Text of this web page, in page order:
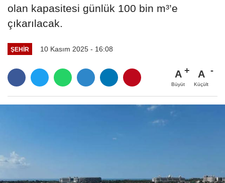
olan kapasitesi günlük 100 bin m³’e
çıkarılacak.
ŞEHIR 10 Kasım 2025 - 16:08
A
Büyüt
A
Küçült